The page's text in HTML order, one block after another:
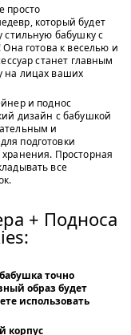
просто
который будет
стильную бабушку с
готова к веселью и
станет главным
на лицах ваших
и поднос
дизайн с бабушкой
и
подготовки
Просторная
все
+ Подноса
точно
образ будет
использовать
корпус